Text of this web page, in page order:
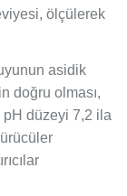
ölçülerek
asidik
doğru olması,
pH düzeyi 7,2 ila